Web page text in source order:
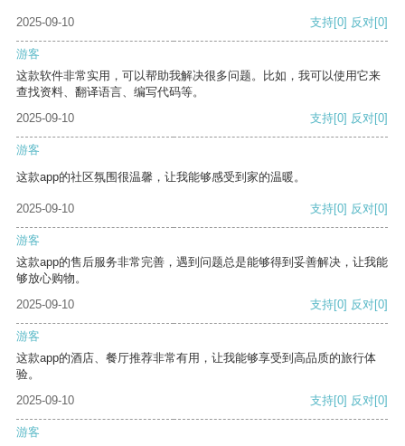
2025-09-10 支持[0] 反对[0]
游客
这款软件非常实用，可以帮助我解决很多问题。比如，我可以使用它来
查找资料、翻译语言、编写代码等。
2025-09-10
支持[0] 反对[0]
游客
这款app的社区氛围很温馨，让我能够感受到家的温暖。
2025-09-10 支持[0] 反对[0]
游客
这款app的售后服务非常完善，遇到问题总是能够得到妥善解决，让我能
够放心购物。
2025-09-10
支持[0] 反对[0]
游客
这款app的酒店、餐厅推荐非常有用，让我能够享受到高品质的旅行体
验。
2025-09-10
支持[0] 反对[0]
游客